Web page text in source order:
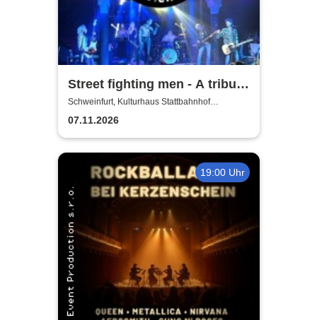
Street fighting men - A tribute
to the Rolling Stones
Schweinfurt, Kulturhaus Stattbahnhof
Schweinfurt
07.11.2026
19:00 Uhr